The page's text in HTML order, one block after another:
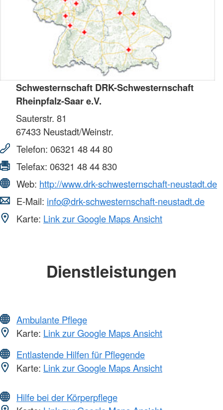
Schwesternschaft DRK-Schwesternschaft
Rheinpfalz-Saar e.V.
Sauterstr. 81
67433 Neustadt/Weinstr.
Telefon: 06321 48 44 80
Telefax: 06321 48 44 830
Web: http://www.drk-schwesternschaft-neustadt.de
E-Mail: info@drk-schwesternschaft-neustadt.de
Karte: Link zur Google Maps Ansicht
Dienstleistungen
Ambulante Pflege
Karte: Link zur Google Maps Ansicht
Entlastende Hilfen für Pflegende
Karte: Link zur Google Maps Ansicht
Hilfe bei der Körperpflege